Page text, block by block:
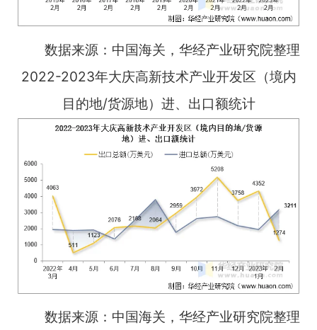
数据来源：中国海关，华经产业研究院整理
2022-2023年大庆高新技术产业开发区（境内
目的地/货源地）进、出口额统计
数据来源：中国海关，华经产业研究院整理